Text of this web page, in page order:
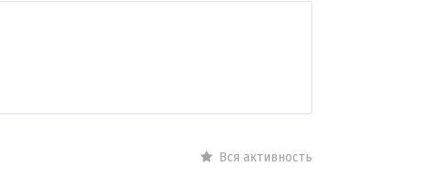
Вся активность